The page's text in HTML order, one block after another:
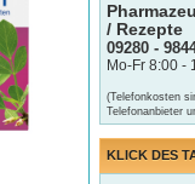
/ Rezepte
09280 -
Mo-Fr 8:00 -
(Telefonkosten
Telefonanbieter
KLICK DES